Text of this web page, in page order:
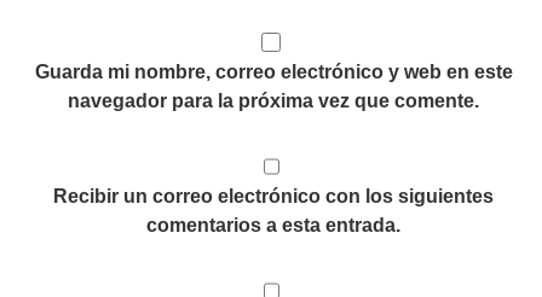
Guarda mi nombre, correo electrónico y web en este
navegador para la próxima vez que comente.
Recibir un correo electrónico con los siguientes
comentarios a esta entrada.